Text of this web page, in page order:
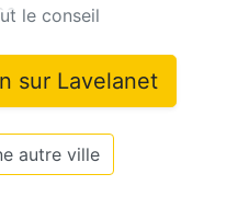
le conseil
sur Lavelanet
autre ville